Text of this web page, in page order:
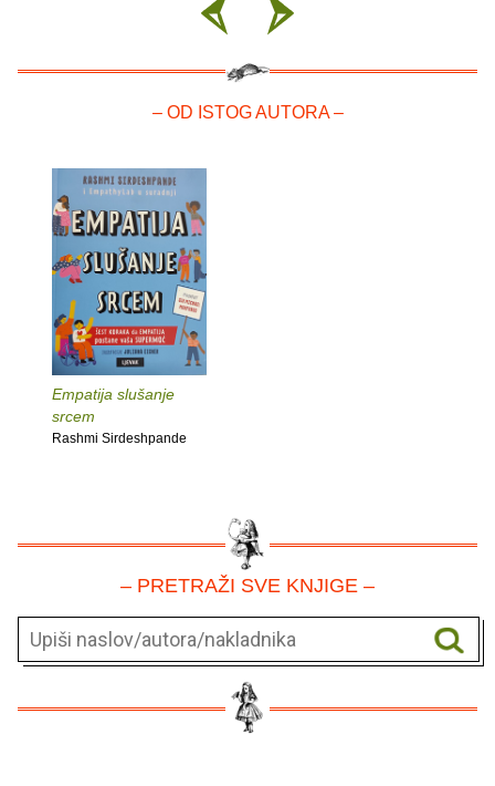
– OD ISTOG AUTORA –
Empatija slušanje
srcem
Rashmi Sirdeshpande
– PRETRAŽI SVE KNJIGE –